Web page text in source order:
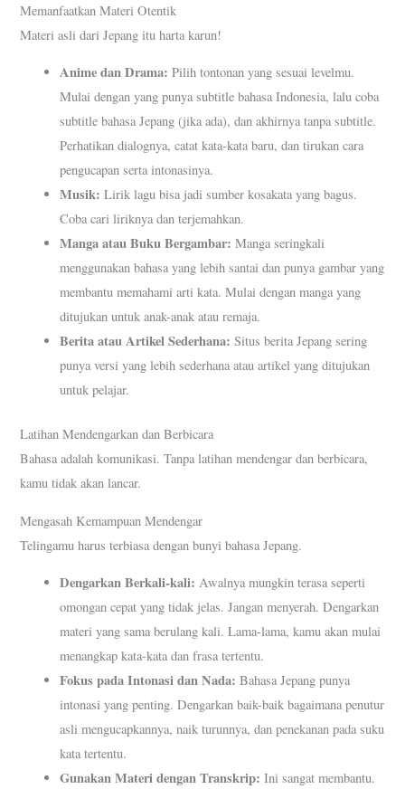
Memanfaatkan Materi Otentik
Materi asli dari Jepang itu harta karun!
Anime dan Drama: Pilih tontonan yang sesuai levelmu.
Mulai dengan yang punya subtitle bahasa Indonesia, lalu coba
subtitle bahasa Jepang (jika ada), dan akhirnya tanpa subtitle.
Perhatikan dialognya, catat kata-kata baru, dan tirukan cara
pengucapan serta intonasinya.
Musik: Lirik lagu bisa jadi sumber kosakata yang bagus.
Coba cari liriknya dan terjemahkan.
Manga atau Buku Bergambar: Manga seringkali
menggunakan bahasa yang lebih santai dan punya gambar yang
membantu memahami arti kata. Mulai dengan manga yang
ditujukan untuk anak-anak atau remaja.
Berita atau Artikel Sederhana: Situs berita Jepang sering
punya versi yang lebih sederhana atau artikel yang ditujukan
untuk pelajar.
Latihan Mendengarkan dan Berbicara
Bahasa adalah komunikasi. Tanpa latihan mendengar dan berbicara,
kamu tidak akan lancar.
Mengasah Kemampuan Mendengar
Telingamu harus terbiasa dengan bunyi bahasa Jepang.
Dengarkan Berkali-kali: Awalnya mungkin terasa seperti
omongan cepat yang tidak jelas. Jangan menyerah. Dengarkan
materi yang sama berulang kali. Lama-lama, kamu akan mulai
menangkap kata-kata dan frasa tertentu.
Fokus pada Intonasi dan Nada: Bahasa Jepang punya
intonasi yang penting. Dengarkan baik-baik bagaimana penutur
asli mengucapkannya, naik turunnya, dan penekanan pada suku
kata tertentu.
Gunakan Materi dengan Transkrip: Ini sangat membantu.